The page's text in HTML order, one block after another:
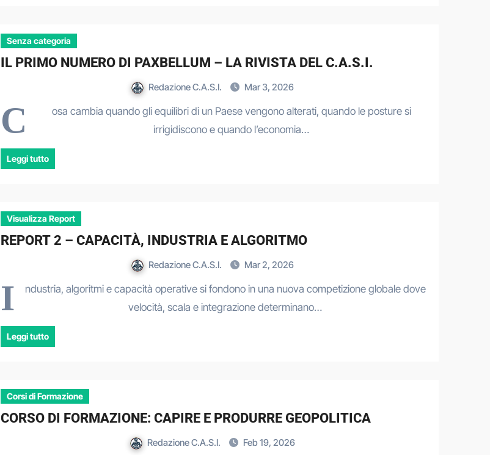
Senza categoria
IL PRIMO NUMERO DI PAXBELLUM – LA RIVISTA DEL C.A.S.I.
Redazione C.A.S.I. Mar 3, 2026
C
osa cambia quando gli equilibri di un Paese vengono alterati, quando le posture si
irrigidiscono e quando l’economia…
Leggi tutto
Visualizza Report
REPORT 2 – CAPACITÀ, INDUSTRIA E ALGORITMO
Redazione C.A.S.I. Mar 2, 2026
I
ndustria, algoritmi e capacità operative si fondono in una nuova competizione globale dove
velocità, scala e integrazione determinano…
Leggi tutto
Corsi di Formazione
CORSO DI FORMAZIONE: CAPIRE E PRODURRE GEOPOLITICA
Redazione C.A.S.I. Feb 19, 2026